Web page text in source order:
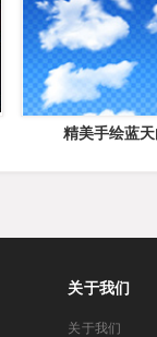
精美手绘蓝
关于我们
关于我们